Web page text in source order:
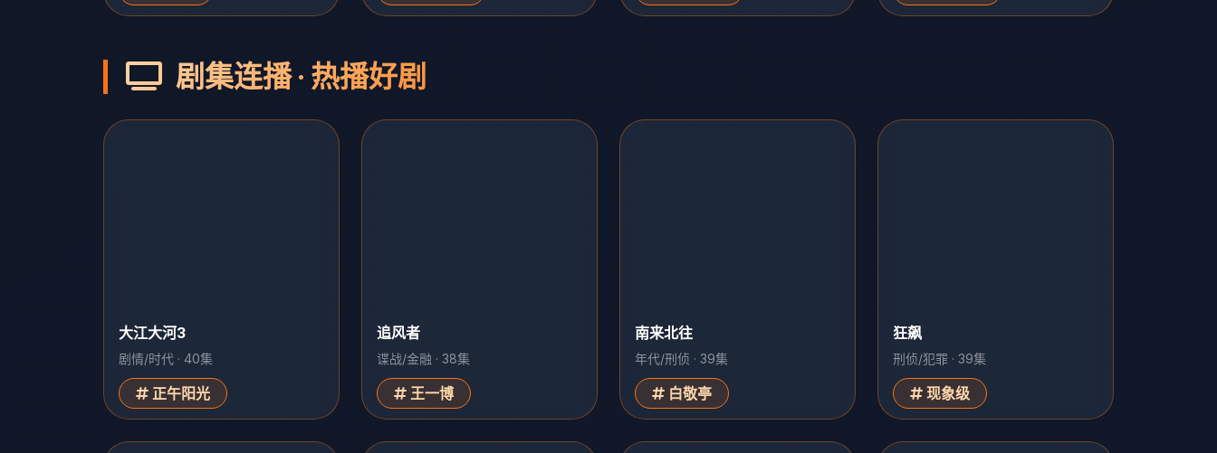
剧集连播 · 热播好剧
大江大河3
剧情/时代 · 40集
正午阳光
追风者
谍战/金融 · 38集
王一博
南来北往
年代/刑侦 · 39集
白敬亭
狂飙
刑侦/犯罪 · 39集
现象级